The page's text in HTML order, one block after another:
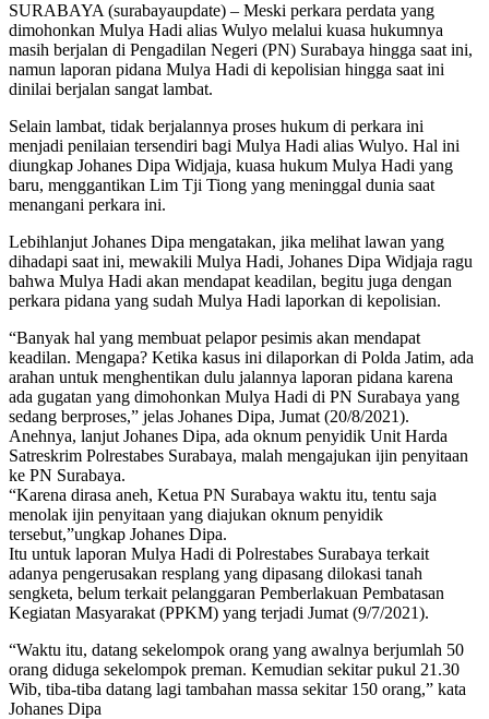
SURABAYA (surabayaupdate) – Meski perkara perdata yang
dimohonkan Mulya Hadi alias Wulyo melalui kuasa hukumnya
masih berjalan di Pengadilan Negeri (PN) Surabaya hingga saat ini,
namun laporan pidana Mulya Hadi di kepolisian hingga saat ini
dinilai berjalan sangat lambat.
Selain lambat, tidak berjalannya proses hukum di perkara ini
menjadi penilaian tersendiri bagi Mulya Hadi alias Wulyo. Hal ini
diungkap Johanes Dipa Widjaja, kuasa hukum Mulya Hadi yang
baru, menggantikan Lim Tji Tiong yang meninggal dunia saat
menangani perkara ini.
Lebihlanjut Johanes Dipa mengatakan, jika melihat lawan yang
dihadapi saat ini, mewakili Mulya Hadi, Johanes Dipa Widjaja ragu
bahwa Mulya Hadi akan mendapat keadilan, begitu juga dengan
perkara pidana yang sudah Mulya Hadi laporkan di kepolisian.
“Banyak hal yang membuat pelapor pesimis akan mendapat
keadilan. Mengapa? Ketika kasus ini dilaporkan di Polda Jatim, ada
arahan untuk menghentikan dulu jalannya laporan pidana karena
ada gugatan yang dimohonkan Mulya Hadi di PN Surabaya yang
sedang berproses,” jelas Johanes Dipa, Jumat (20/8/2021).
Anehnya, lanjut Johanes Dipa, ada oknum penyidik Unit Harda
Satreskrim Polrestabes Surabaya, malah mengajukan ijin penyitaan
ke PN Surabaya.
“Karena dirasa aneh, Ketua PN Surabaya waktu itu, tentu saja
menolak ijin penyitaan yang diajukan oknum penyidik
tersebut,”ungkap Johanes Dipa.
Itu untuk laporan Mulya Hadi di Polrestabes Surabaya terkait
adanya pengerusakan resplang yang dipasang dilokasi tanah
sengketa, belum terkait pelanggaran Pemberlakuan Pembatasan
Kegiatan Masyarakat (PPKM) yang terjadi Jumat (9/7/2021).
“Waktu itu, datang sekelompok orang yang awalnya berjumlah 50
orang diduga sekelompok preman. Kemudian sekitar pukul 21.30
Wib, tiba-tiba datang lagi tambahan massa sekitar 150 orang,” kata
Johanes Dipa